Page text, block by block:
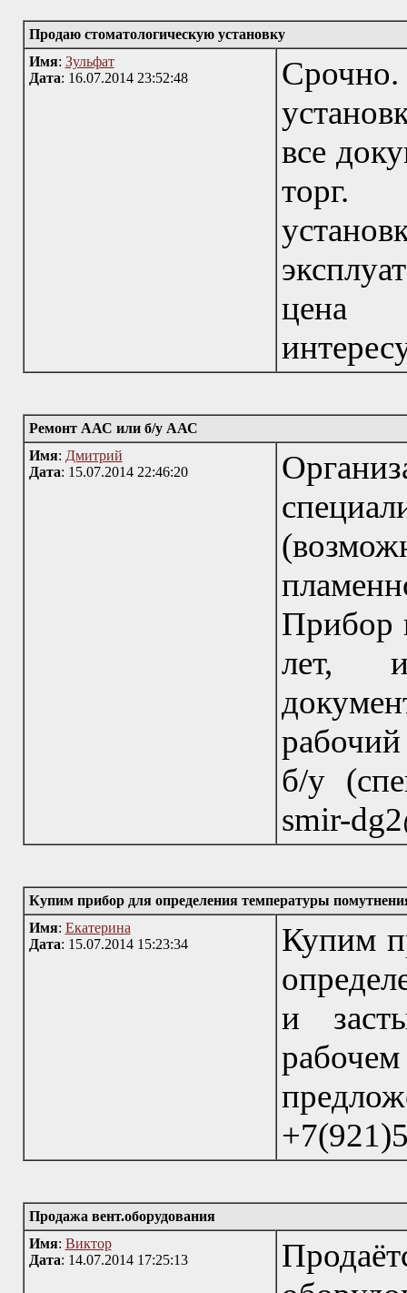
Продаю стоматологическую установку
Имя: Зульфат
Дата: 16.07.2014 23:52:48
все
торг.
цена
Ремонт ААС или б/у ААС
Имя: Дмитрий
Дата: 15.07.2014 22:46:20
Прибор
лет,
б/у
smir-
Купим прибор для определения температуры
Имя: Екатерина
Дата: 15.07.2014 15:23:34
Купим
и
Продажа вент.оборудования
Имя: Виктор
Дата: 14.07.2014 17:25:13